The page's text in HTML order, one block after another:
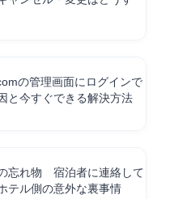
の管理画面にログインで
と今すぐできる解決方法
忘れ物 宿泊者に連絡して
テル側の意外な裏事情